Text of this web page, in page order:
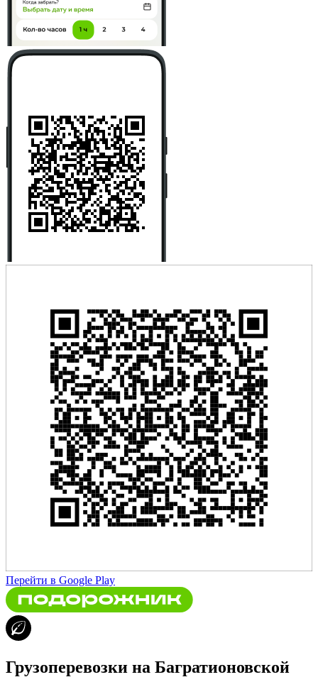
Перейти в Google Play
Грузоперевозки на Багратионовской